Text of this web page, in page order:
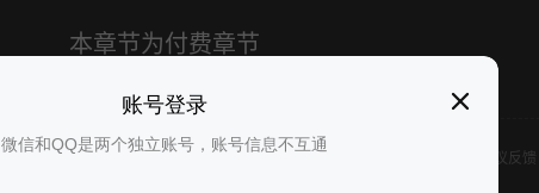
账号登录
微信和QQ是两个独立账号，账号信息不互通